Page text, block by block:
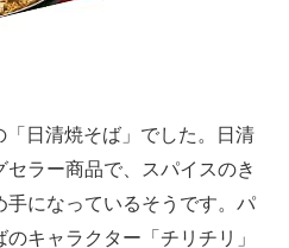
日清焼そば」でした。日清
ラー商品で、スパイスのき
手になっているそうです。パ
キャラクター「チリチリ」